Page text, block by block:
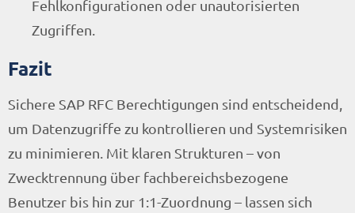
Fehlkonfigurationen oder unautorisierten
Zugriffen.
Fazit
Sichere SAP RFC Berechtigungen sind entscheidend,
um Datenzugriffe zu kontrollieren und Systemrisiken
zu minimieren. Mit klaren Strukturen – von
Zwecktrennung über fachbereichsbezogene
Benutzer bis hin zur 1:1-Zuordnung – lassen sich